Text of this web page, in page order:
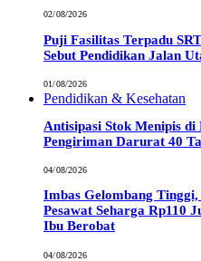
02/08/2026
Puji Fasilitas Terpadu
Sebut Pendidikan Jalan
01/08/2026
Pendidikan & Kesehatan
Antisipasi Stok Menipis di
Pengiriman Darurat 40
04/08/2026
Imbas Gelombang
Pesawat Seharga Rp110
Ibu Berobat
04/08/2026